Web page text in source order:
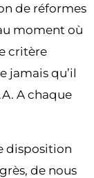
de réformes
moment où
critère
jamais qu’il
A chaque
disposition
de nous